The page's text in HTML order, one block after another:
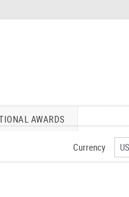
AWARDS
Currency